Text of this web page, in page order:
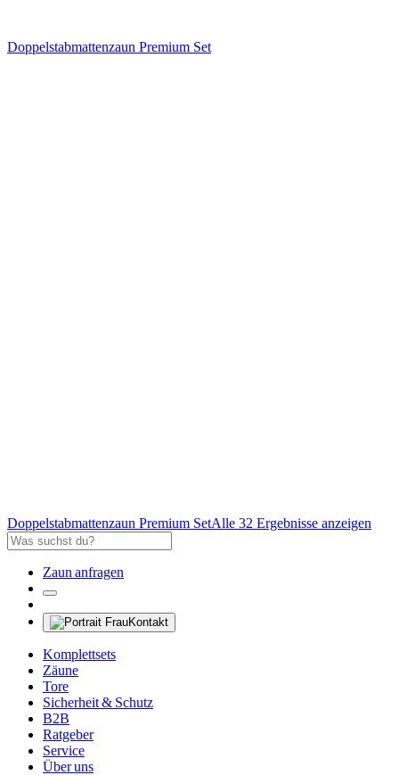
Doppelstabmattenzaun Premium Set
Doppelstabmattenzaun Premium SetAlle 32 Ergebnisse anzeigen
Zaun anfragen
Kontakt
Komplettsets
Zäune
Tore
Sicherheit & Schutz
B2B
Ratgeber
Service
Über uns